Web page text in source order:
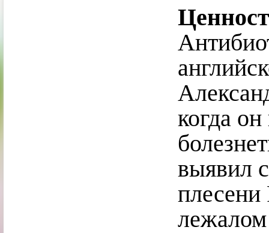
когда
выявил
лежалом